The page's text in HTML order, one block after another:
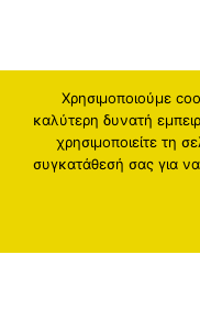
Χρησιμοποιούμε
καλύτερη δυνατή
χρησιμοποιείτε τη
συγκατάθεσή σας για